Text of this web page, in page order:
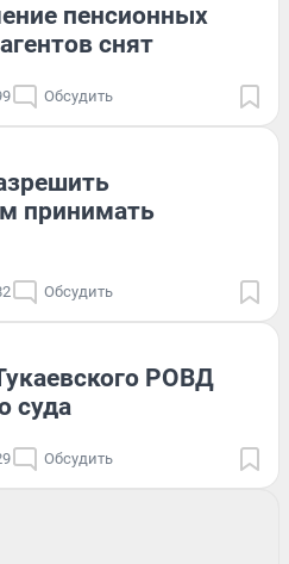
пенсионных
снят
Обсудить
принимать
Обсудить
РОВД
суда
Обсудить